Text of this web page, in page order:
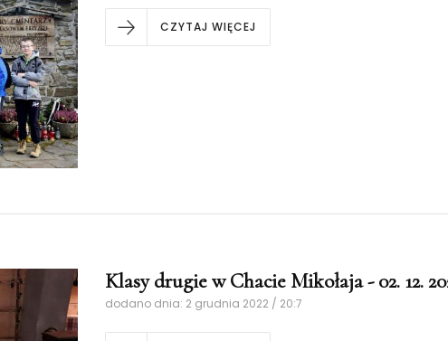
CZYTAJ WIĘCEJ
Klasy drugie w Chacie Mikołaja - 02. 12.
dodano dnia: 2 grudnia 2022 / 20:7